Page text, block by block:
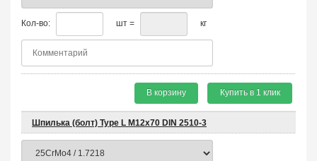
Кол-во: шт = кг
В корзину Купить в 1 клик
Шпилька (болт) Type L М12х70 DIN 2510-3